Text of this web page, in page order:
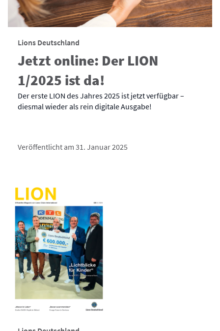
Lions Deutschland
Jetzt online: Der LION
1/2025 ist da!
Der erste LION des Jahres 2025 ist jetzt verfügbar –
diesmal wieder als rein digitale Ausgabe!
Veröffentlicht am 31. Januar 2025